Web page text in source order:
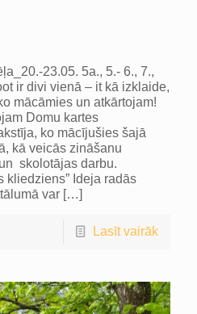
23.05. 5a., 5.- 6., 7.,
ir divi vienā – it kā izklaide,
mācāmies un atkārtojam!
Domu kartes
ko mācījušies šajā
kā veicās zināšanu
skolotājas darbu.
kliedziens” Ideja radās
var […]
Lasīt vairāk